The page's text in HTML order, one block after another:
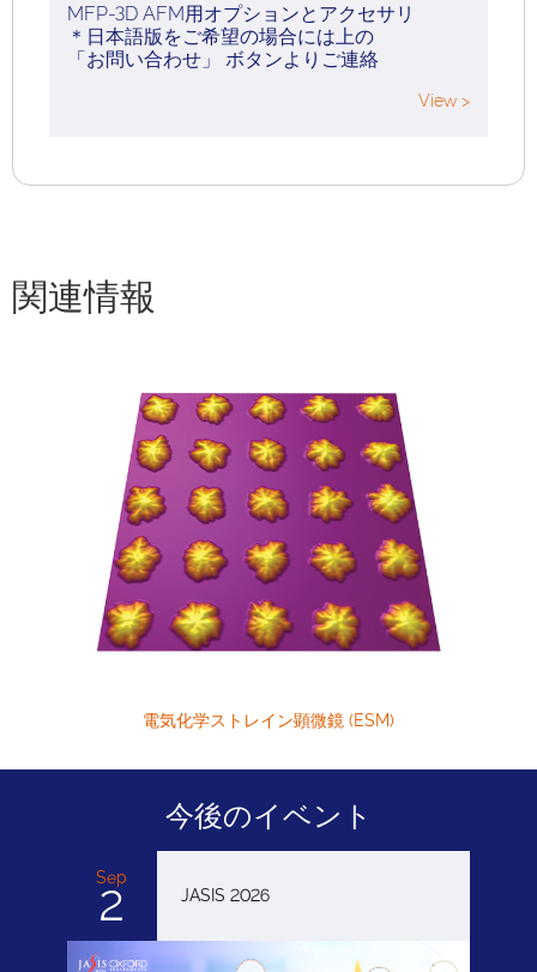
MFP-3D AFM用オプションとアクセサリ
＊日本語版をご希望の場合には上の
「お問い合わせ」 ボタンよりご連絡
View >
関連情報
電気化学ストレイン顕微鏡 (ESM)
今後のイベント
Sep
2 JASIS 2026